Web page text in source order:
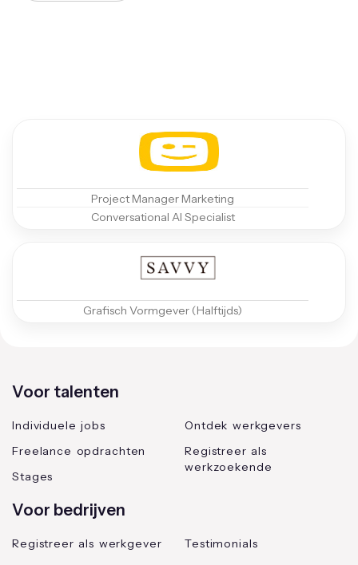
Project Manager Marketing
Conversational AI Specialist
Grafisch Vormgever (Halftijds)
Voor talenten
Individuele jobs
Freelance opdrachten
Stages
Ontdek werkgevers
Registreer als
werkzoekende
Voor bedrijven
Registreer als werkgever
Testimonials